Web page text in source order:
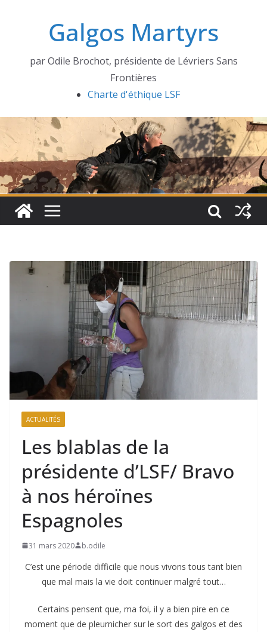
Galgos Martyrs
par Odile Brochot, présidente de Lévriers Sans
Frontières
Charte d'éthique LSF
ACTUALITÉS
Les blablas de la
présidente d’LSF/ Bravo
à nos héroïnes
Espagnoles
31 mars 2020 b.odile
C’est une période difficile que nous vivons tous tant bien
que mal mais la vie doit continuer malgré tout…
Certains pensent que, ma foi, il y a bien pire en ce
moment que de pleurnicher sur le sort des galgos et des